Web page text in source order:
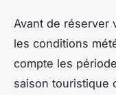
Avant de réserver
les conditions
compte les
saison touristique